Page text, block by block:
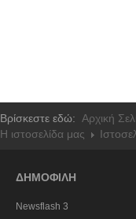
Βρίσκεστε εδώ: Αρχική
Η ιστοσελίδα μας
ΔΗΜΟΦΙΛΗ
Newsflash 3